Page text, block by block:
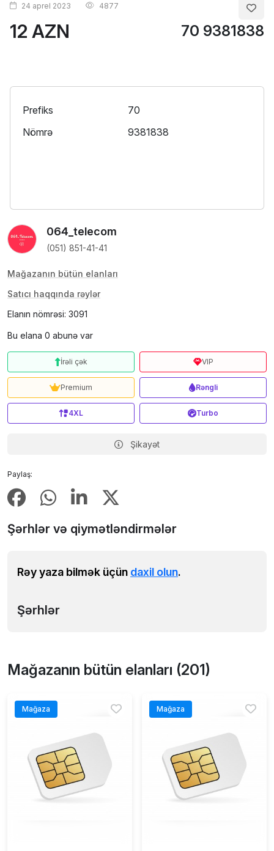
12 AZN 70 9381838
24 aprel 2023 4877
Prefiks
70
Nömrə
9381838
064_telecom
(051) 851-41-41
Mağazanın bütün elanları
Satıcı haqqında rəylər
Elanın nömrəsi: 3091
Bu elana 0 abunə var
Paylaş:
İrəli çək VIP
Premium Rəngli
4XL Turbo
Şikayət
Şərhlər və qiymətləndirmələr
Rəy yaza bilmək üçün daxil olun.
Şərhlər
Mağazanın bütün elanları (201)
Mağaza Mağaza